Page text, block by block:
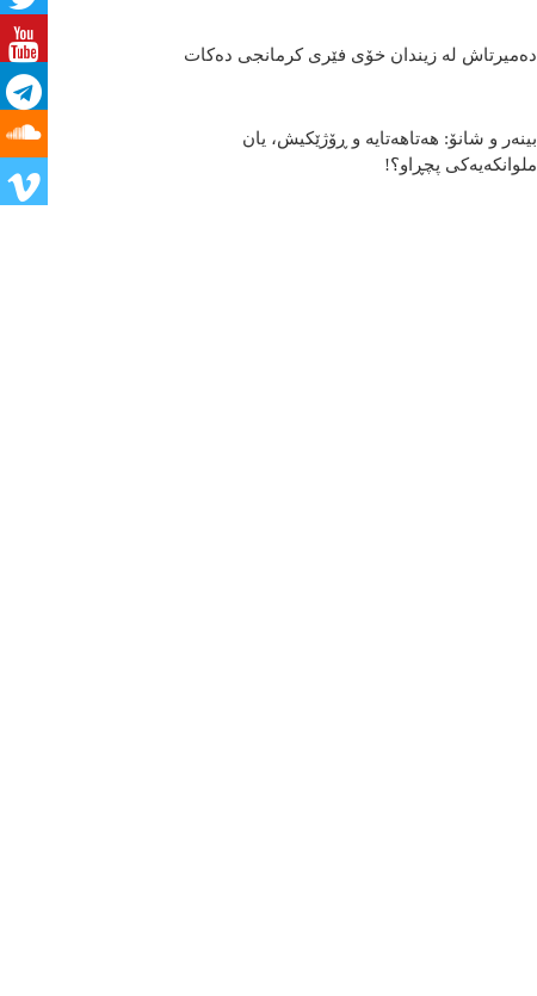
ده‌میرتاش له‌ زیندان خۆی فێری كرمانجی ده‌كات
بینەر و شانۆ: هەتاھەتایە و ڕۆژێکیش، یان
ملوانکەیەکی پچڕاو؟!